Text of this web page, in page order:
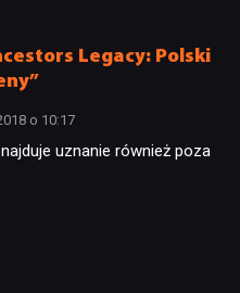
Legacy: Polski
o 10:17
uznanie również poza